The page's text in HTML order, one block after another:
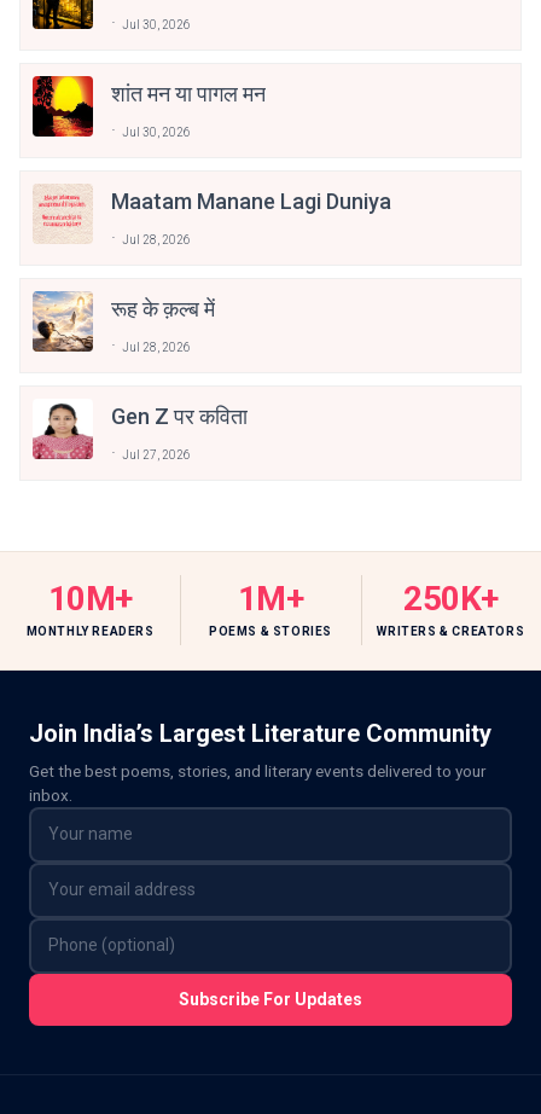
Jul 30, 2026
शांत मन या पागल मन
Jul 30, 2026
Maatam Manane Lagi Duniya
Jul 28, 2026
रूह के क़ल्ब में
Jul 28, 2026
Gen Z पर कविता
Jul 27, 2026
10M+
MONTHLY READERS
1M+
POEMS & STORIES
250K+
WRITERS & CREATORS
Join India’s Largest Literature Community
Get the best poems, stories, and literary events delivered to your
inbox.
Subscribe For Updates